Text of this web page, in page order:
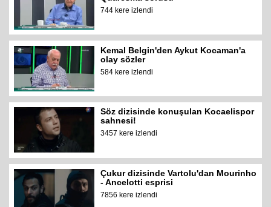
744 kere izlendi
Kemal Belgin'den Aykut Kocaman'a
olay sözler
584 kere izlendi
Söz dizisinde konuşulan Kocaelispor
sahnesi!
3457 kere izlendi
Çukur dizisinde Vartolu'dan Mourinho
- Ancelotti esprisi
7856 kere izlendi